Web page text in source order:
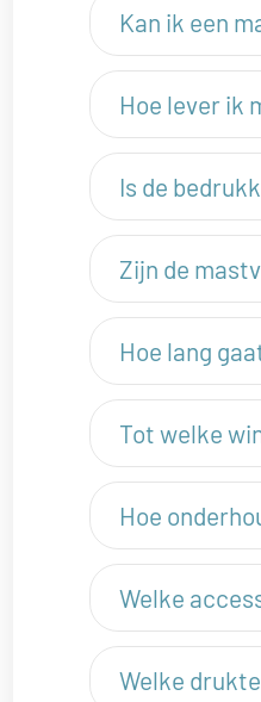
Kan ik een
Hoe lever ik
Is de
Zijn de
Hoe lang
Tot welke
Hoe
Welke
Welke